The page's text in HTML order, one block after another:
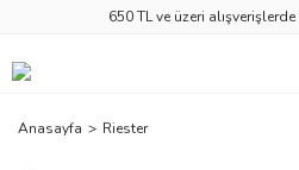
650 TL ve üzeri alışverişlerde
Anasayfa Riester